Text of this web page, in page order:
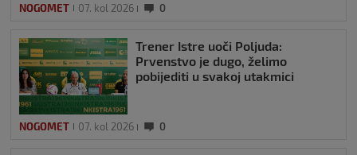
NOGOMET 07. kol 2026 0
Trener Istre uoči Poljuda:
Prvenstvo je dugo, želimo
pobijediti u svakoj utakmici
NOGOMET 07. kol 2026 0